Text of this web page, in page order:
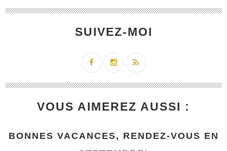
SUIVEZ-MOI
VOUS AIMEREZ AUSSI :
BONNES VACANCES, RENDEZ-VOUS EN